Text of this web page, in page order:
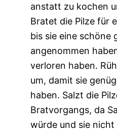
anstatt zu kochen
Bratet die Pilze für
bis sie eine schöne
angenommen
verloren haben.
um, damit sie
haben. Salzt die
Bratvorgangs, da
würde und sie